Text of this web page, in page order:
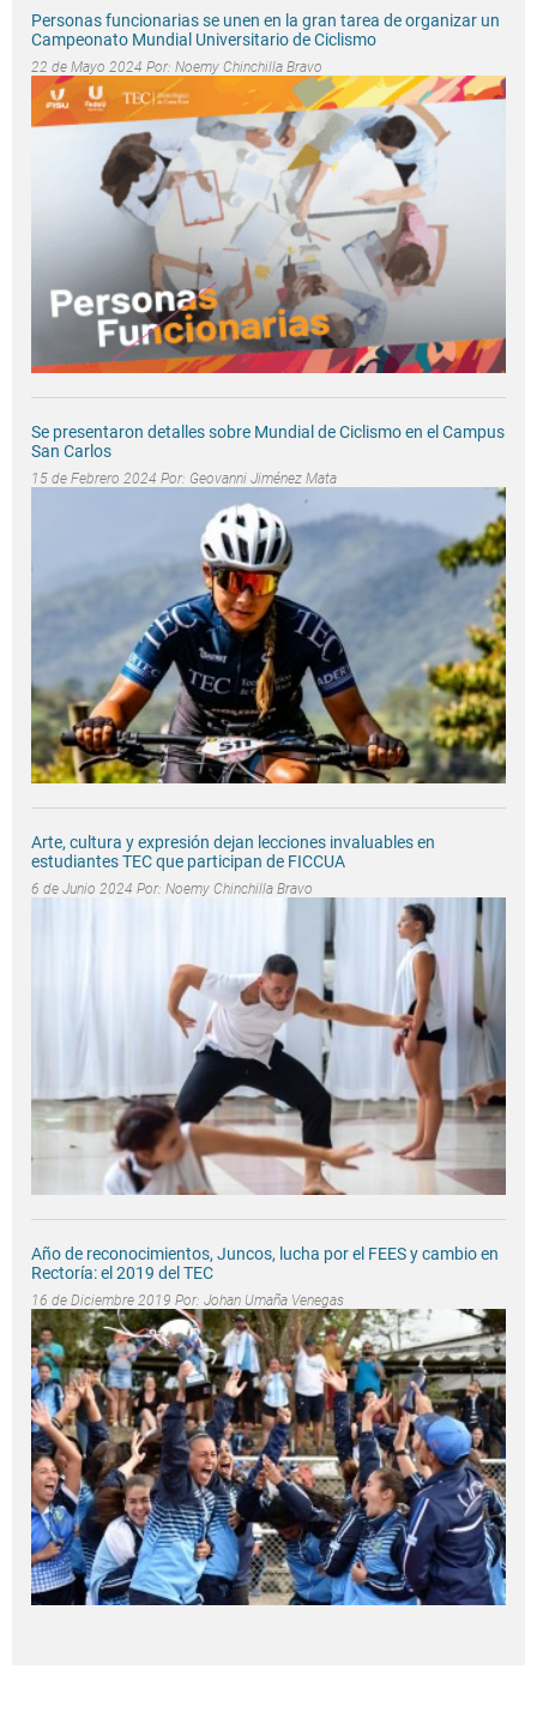
Personas funcionarias se unen en la gran tarea de organizar un
Campeonato Mundial Universitario de Ciclismo
22 de Mayo 2024 Por: Noemy Chinchilla Bravo
Se presentaron detalles sobre Mundial de Ciclismo en el Campus
San Carlos
15 de Febrero 2024 Por: Geovanni Jiménez Mata
Arte, cultura y expresión dejan lecciones invaluables en
estudiantes TEC que participan de FICCUA
6 de Junio 2024 Por: Noemy Chinchilla Bravo
Año de reconocimientos, Juncos, lucha por el FEES y cambio en
Rectoría: el 2019 del TEC
16 de Diciembre 2019 Por: Johan Umaña Venegas